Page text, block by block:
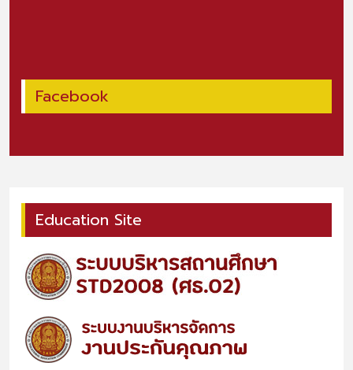
Facebook
Education Site